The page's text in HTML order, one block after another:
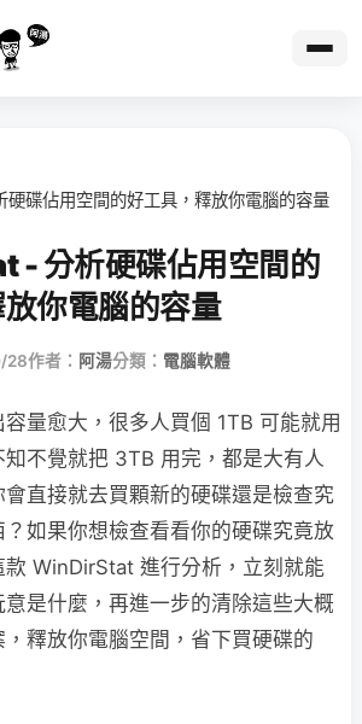
碟佔用空間的好工具，釋放你電腦的容量
- 分析硬碟佔用空間的
你電腦的容量
28作者： 阿湯分類： 電腦軟體
量愈大，很多人買個 1TB 可能就用
不覺就把 3TB 用完，都是大有人
直接就去買顆新的硬碟還是檢查究
如果你想檢查看看你的硬碟究竟放
款 WinDirStat 進行分析，立刻就能
是什麼，再進一步的清除這些大概
釋放你電腦空間，省下買硬碟的